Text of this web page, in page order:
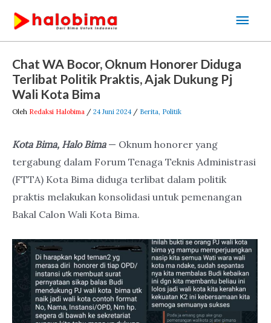
konten
Chat WA Bocor, Oknum Honorer Diduga
Terlibat Politik Praktis, Ajak Dukung Pj
Wali Kota Bima
Oleh Redaksi Halobima / 24 Juni 2024 / Berita, Politik
Kota Bima, Halo Bima— Oknum honorer yang
tergabung dalam Forum Tenaga Teknis Administrasi
(FTTA) Kota Bima diduga terlibat dalam politik
praktis melakukan konsolidasi untuk pemenangan
Bakal Calon Wali Kota Bima.
navigation